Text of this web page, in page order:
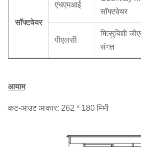
सॉफ्टवेयर
एचएमआई
सॉफ्टवेयर
पीएलसी
मित्सुबिशी
संगत
आयाम
कट-आउट आकार: 262 * 180 मिमी